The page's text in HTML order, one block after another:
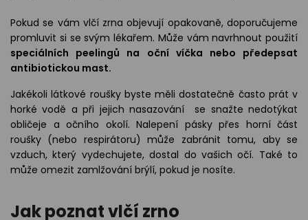
Pokud se vám vlčí zrna objevují opakovaně, doporučujeme
promluvit si se svým lékařem. Může vám navrhnout použití
speciálních peelingů na oční víčka nebo předepsat
antibiotickou mast.
Jakékoli látkové roušky byste měli dostatečně často prát v
horké vodě a při jejich nasazování se snažte nedotýkat
obličeje a očního okolí. Nalepení pásky přes horní část
roušky (nebo respirátoru) může zabránit tomu, aby se
vzduch, který vydechujete, dostal do vašich očí. Také to
může omezit zamlžování brýlí, pokud je nosíte.
Jak poznat vlčí zrno